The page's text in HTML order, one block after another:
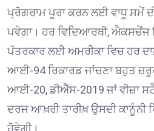
ਪ੍ਰੋਗਰਾਮ ਪੂਰਾ ਕਰਨ ਲਈ ਵਾਧੂ ਸਮੇਂ
ਪਵੇਗਾ। ਹਰ ਵਿਦਿਆਰਥੀ, ਐਕਸਚੇਂਜ
ਪੱਤਰਕਾਰ ਲਈ ਅਮਰੀਕਾ ਵਿਚ ਹਰ
ਆਈ-94 ਰਿਕਾਰਡ ਜਾਂਚਣਾ ਬਹੁਤ
ਆਈ-20, ਡੀਐੱਸ-2019 ਜਾਂ ਵੀਜ਼ਾ
ਦਰਜ ਆਖ਼ਰੀ ਤਾਰੀਖ਼ ਉਸਦੀ
ਹੋਵੇਗੀ।